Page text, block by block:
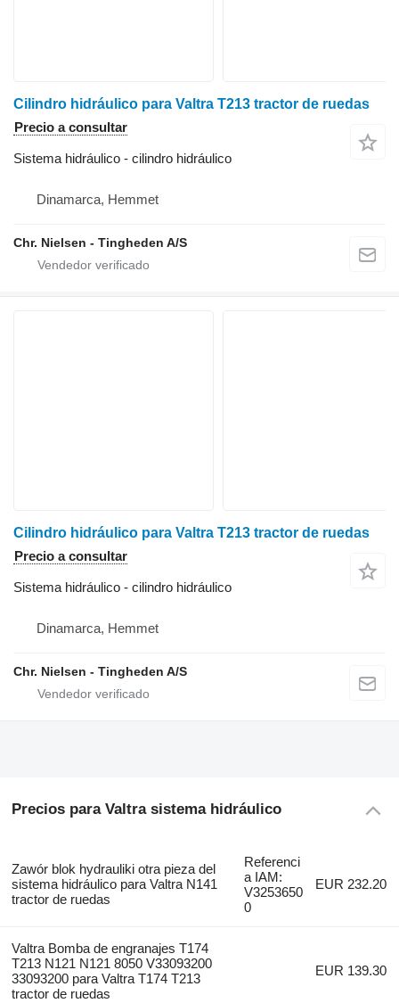
Cilindro hidráulico para Valtra T213 tractor de ruedas
Precio a consultar
Sistema hidráulico - cilindro hidráulico
Dinamarca, Hemmet
Chr. Nielsen - Tingheden A/S
Cilindro hidráulico para Valtra T213 tractor de ruedas
Precio a consultar
Sistema hidráulico - cilindro hidráulico
Dinamarca, Hemmet
Chr. Nielsen - Tingheden A/S
Precios para Valtra sistema hidráulico
Zawór blok hydrauliki otra pieza del
sistema hidráulico para Valtra N141
tractor de ruedas
Referenci
a IAM:
V3253650
0
EUR 232.20
Valtra Bomba de engranajes T174
T213 N121 N121 8050 V33093200
33093200 para Valtra T174 T213
tractor de ruedas
EUR 139.30